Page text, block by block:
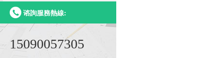
谘詢服務熱線:
15090057305